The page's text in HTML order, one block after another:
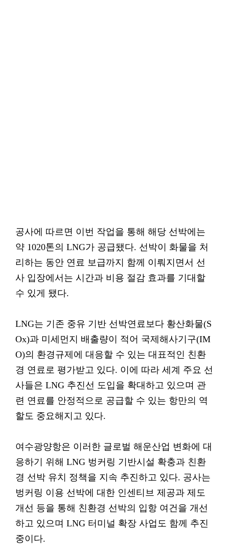
공사에 따르면 이번 작업을 통해 해당 선박에는
약 1020톤의 LNG가 공급됐다. 선박이 화물을 처
리하는 동안 연료 보급까지 함께 이뤄지면서 선
사 입장에서는 시간과 비용 절감 효과를 기대할
수 있게 됐다.
LNG는 기존 중유 기반 선박연료보다 황산화물(S
Ox)과 미세먼지 배출량이 적어 국제해사기구(IM
O)의 환경규제에 대응할 수 있는 대표적인 친환
경 연료로 평가받고 있다. 이에 따라 세계 주요 선
사들은 LNG 추진선 도입을 확대하고 있으며 관
련 연료를 안정적으로 공급할 수 있는 항만의 역
할도 중요해지고 있다.
여수광양항은 이러한 글로벌 해운산업 변화에 대
응하기 위해 LNG 벙커링 기반시설 확충과 친환
경 선박 유치 정책을 지속 추진하고 있다. 공사는
벙커링 이용 선박에 대한 인센티브 제공과 제도
개선 등을 통해 친환경 선박의 입항 여건을 개선
하고 있으며 LNG 터미널 확장 사업도 함께 추진
중이다.